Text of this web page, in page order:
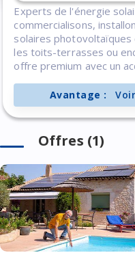
Experts de l'énergie
commercialisons,
solaires
les toits-terrasses ou
offre premium avec un
Avantage :
Offres (1)